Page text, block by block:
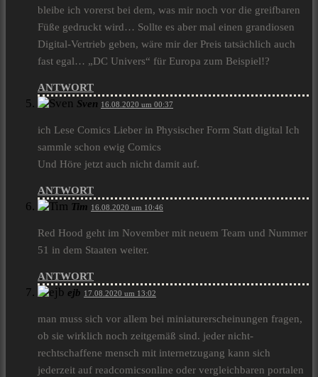
bleibe ich vorerst bei dem, was mir noch vor die greifbaren
Füße gedruckt wird… Sollte es aber mal einen grandiosen
Digital-Vertrieb geben, wäre mir der Preis tatsächlich auch
fast egal… „DC Univers“ für Europa zum Beispiel!?
ANTWORT
Sven 16.08.2020 um 00:37
ich Lese Comics Lieber in Physischer Form Statt digital Ich
sammle schon ewig Comics
Und Höre jetzt auch nicht damit auf.
ANTWORT
Tim 16.08.2020 um 10:46
Red Hood geht im November mit neuem Team und Nummer
51 in dem Staaten weiter.
ANTWORT
ejb 17.08.2020 um 13:02
man muss sich vor allem bei miniaturerscheinungen fragen,
ob sie wirklich noch zeitgemäß sind. jeder nicht-
rechtschaffene mensch mit internetzugang kann sich
jederzeit auf readcomicsonline oder vergleichbaren portalen